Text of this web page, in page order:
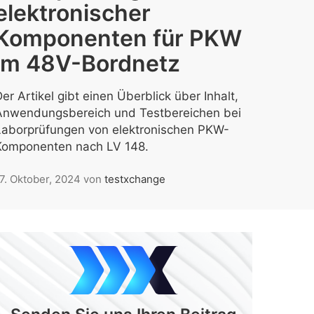
für PKW
48V-Bordnetz
Artikel gibt einen Überblick über Inhalt,
und Testbereichen bei
von elektronischen PKW-
nach LV 148.
Oktober, 2024 von testxchange